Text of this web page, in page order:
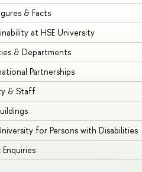
& Facts
at HSE University
& Departments
Partnerships
& Staff
for Persons with Disabilities
Enquiries